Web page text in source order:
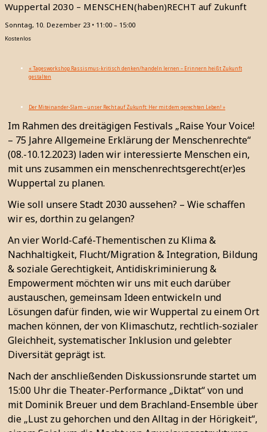
Wuppertal 2030 – MENSCHEN(haben)RECHT auf Zukunft
Sonntag, 10. Dezember 23 • 11:00 – 15:00
Kostenlos
« Tagesworkshop Rassismus-kritisch denken/handeln lernen – Erinnern heißt Zukunft
gestalten
Der Miteinander-Slam – unser Recht auf Zukunft: Her mit dem gerechten Leben! »
Im Rahmen des dreitägigen Festivals „Raise Your Voice!
– 75 Jahre Allgemeine Erklärung der Menschenrechte“
(08.-10.12.2023) laden wir interessierte Menschen ein,
mit uns zusammen ein menschenrechtsgerecht(er)es
Wuppertal zu planen.
Wie soll unsere Stadt 2030 aussehen? – Wie schaffen
wir es, dorthin zu gelangen?
An vier World-Café-Thementischen zu Klima &
Nachhaltigkeit, Flucht/Migration & Integration, Bildung
& soziale Gerechtigkeit, Antidiskriminierung &
Empowerment möchten wir uns mit euch darüber
austauschen, gemeinsam Ideen entwickeln und
Lösungen dafür finden, wie wir Wuppertal zu einem Ort
machen können, der von Klimaschutz, rechtlich-sozialer
Gleichheit, systematischer Inklusion und gelebter
Diversität geprägt ist.
Nach der anschließenden Diskussionsrunde startet um
15:00 Uhr die Theater-Performance „Diktat“ von und
mit Dominik Breuer und dem Brachland-Ensemble über
die „Lust zu gehorchen und den Alltag in der Hörigkeit“,